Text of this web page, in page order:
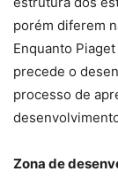
porém diferem
Enquanto
precede o
processo de
Zona de